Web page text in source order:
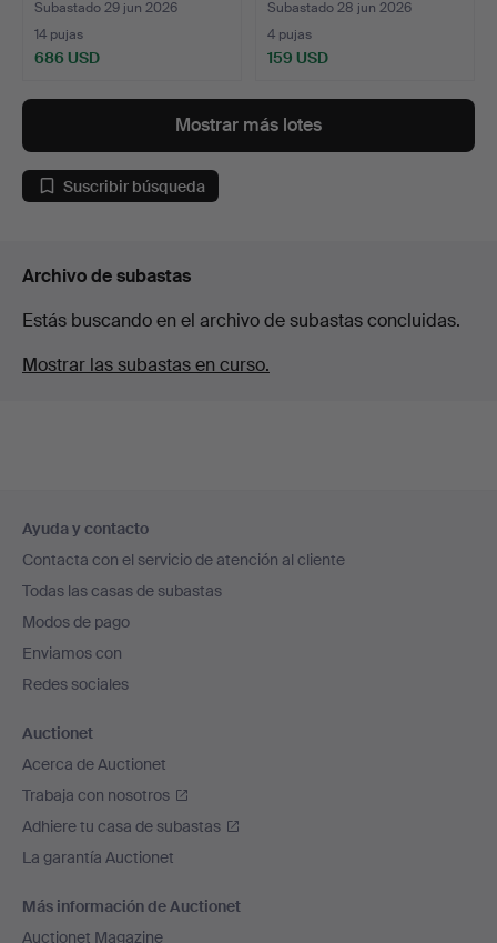
Subastado 29 jun 2026
14 pujas
686 USD
Subastado 28 jun 2026
4 pujas
159 USD
Mostrar más lotes
Suscribir búsqueda
Archivo de subastas
Estás buscando en el archivo de subastas concluidas.
Mostrar las subastas en curso.
en
el
pie
de
página
Ayuda y contacto
Contacta con el servicio de atención al cliente
Todas las casas de subastas
Modos de pago
Enviamos con
Redes sociales
Auctionet
Acerca de Auctionet
Trabaja con nosotros
Adhiere tu casa de subastas
La garantía Auctionet
Más información de Auctionet
Auctionet Magazine